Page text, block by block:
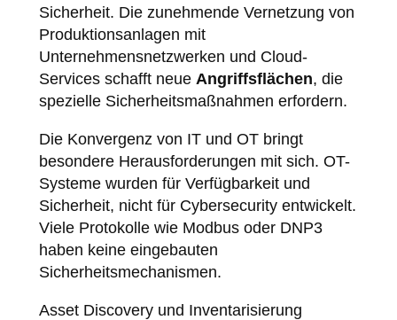
Sicherheit. Die zunehmende Vernetzung von
Produktionsanlagen mit
Unternehmensnetzwerken und Cloud-
Services schafft neue Angriffsflächen, die
spezielle Sicherheitsmaßnahmen erfordern.
Die Konvergenz von IT und OT bringt
besondere Herausforderungen mit sich. OT-
Systeme wurden für Verfügbarkeit und
Sicherheit, nicht für Cybersecurity entwickelt.
Viele Protokolle wie Modbus oder DNP3
haben keine eingebauten
Sicherheitsmechanismen.
Asset Discovery und Inventarisierung